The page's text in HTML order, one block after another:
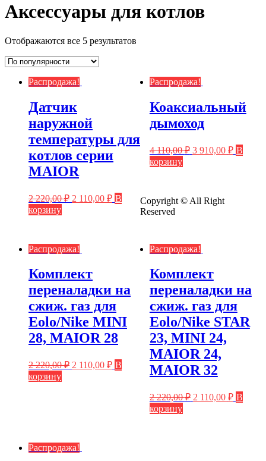
Аксессуары для котлов
Отображаются все 5 результатов
Распродажа!
Датчик
наружной
температуры для
котлов серии
MAIOR
2 220,00₽ 2 110,00 ₽ В
корзину
Распродажа!
Коаксиальный
дымоход
4 110,00₽ 3 910,00 ₽ В
корзину
Распродажа!
Комплект
переналадки на
сжиж. газ для
Eolo/Nike MINI
28, MAIOR 28
2 220,00₽ 2 110,00 ₽ В
корзину
Распродажа!
Комплект
переналадки на
сжиж. газ для
Eolo/Nike STAR
23, MINI 24,
MAIOR 24,
MAIOR 32
2 220,00₽ 2 110,00 ₽ В
корзину
Распродажа!
Copyright © All Right
Reserved